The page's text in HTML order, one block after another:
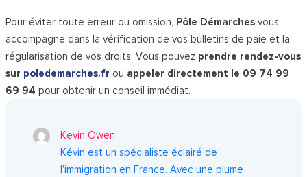
Pour éviter toute erreur ou omission, Pôle Démarches vous
accompagne dans la vérification de vos bulletins de paie et la
régularisation de vos droits. Vous pouvez prendre rendez-vous
sur poledemarches.fr ou appeler directement le 09 74 99
69 94 pour obtenir un conseil immédiat.
Kevin Owen
Kévin est un spécialiste éclairé de
l'immigration en France. Avec une plume